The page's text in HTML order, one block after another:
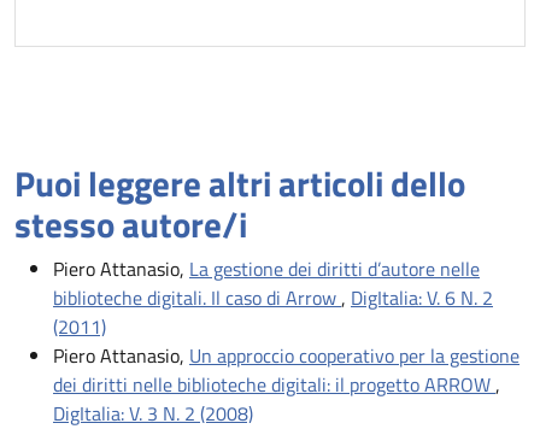
Puoi leggere altri articoli dello
stesso autore/i
Piero Attanasio, La gestione dei diritti d’autore nelle
biblioteche digitali. Il caso di Arrow, DigItalia: V. 6 N. 2
(2011)
Piero Attanasio, Un approccio cooperativo per la gestione
dei diritti nelle biblioteche digitali: il progetto ARROW,
DigItalia: V. 3 N. 2 (2008)